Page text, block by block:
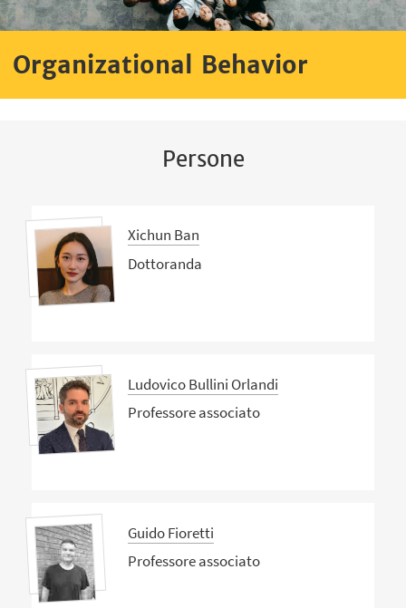
Organizational Behavior
Persone
Xichun Ban
Dottoranda
Ludovico Bullini Orlandi
Professore associato
Guido Fioretti
Professore associato